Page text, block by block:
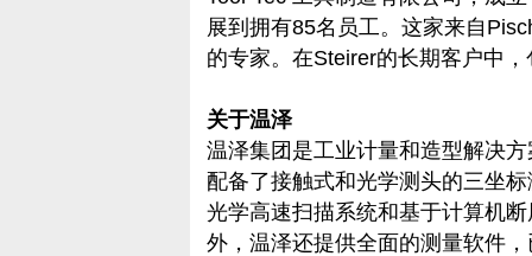
展到拥有85名员工。这家来自
的专家。在Steirer的长期客户中
关于温泽
温泽集团是工业计量和造型解决
配备了接触式和光学测头的三坐
光学高速扫描系统和基于计算机
外，温泽还提供全面的测量软件